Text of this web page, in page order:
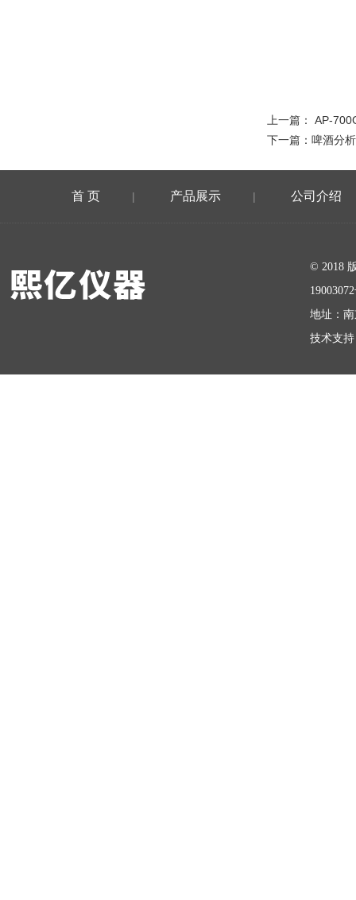
上一篇： AP-
下一篇： 啤酒分
首 页 | 产品展示 | 公司介绍
© 2018
地址：
技术支